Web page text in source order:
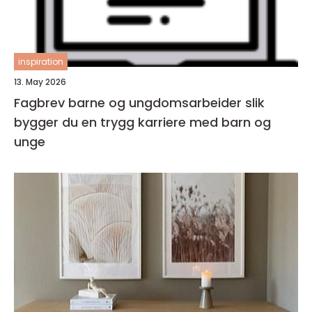
inspiration
13. May 2026
Fagbrev barne og ungdomsarbeider slik
bygger du en trygg karriere med barn og
unge